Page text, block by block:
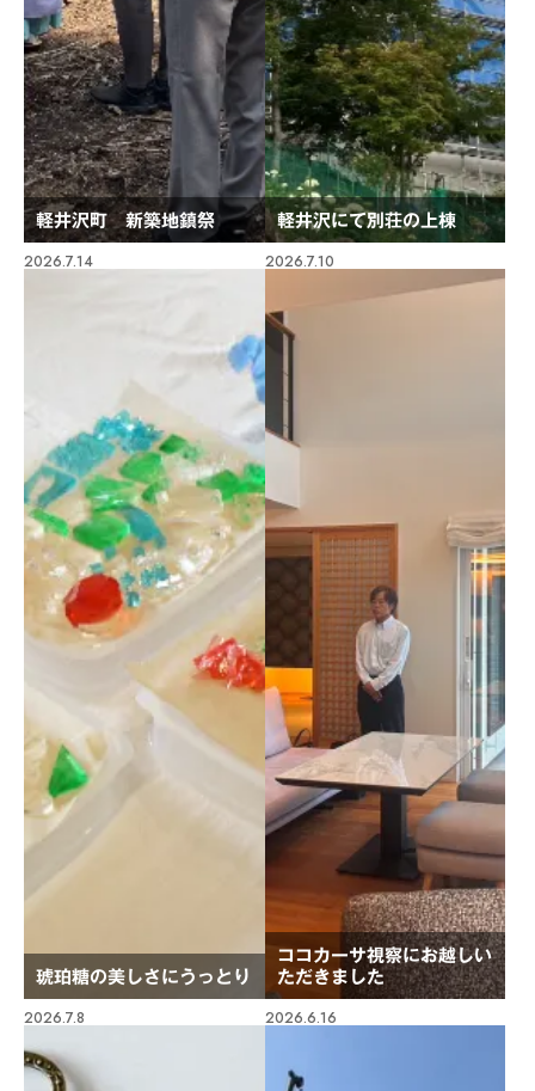
軽井沢町 新築地鎮祭 軽井沢にて別荘の上棟
2026.7.14
琥珀糖の美しさにうっとり
2026.7.10
ココカーサ視察にお越しい
ただきました
2026.7.8 2026.6.16